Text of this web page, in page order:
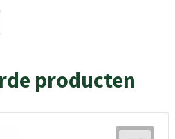
producten